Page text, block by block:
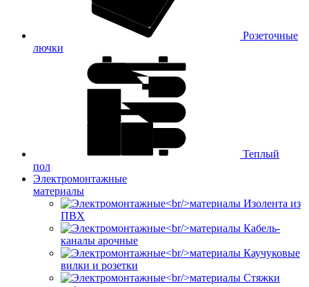
Розеточные
лючки
Теплый
пол
Электромонтажные
материалы
Изолента из
ПВХ
Кабель-
каналы арочные
Каучуковые
вилки и розетки
Стяжки